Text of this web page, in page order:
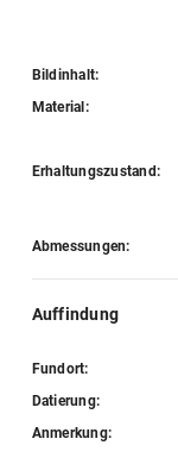
Bildinhalt:
Material:
Erhaltungszustand:
Abmessungen:
Auffindung
Fundort:
Datierung:
Anmerkung: